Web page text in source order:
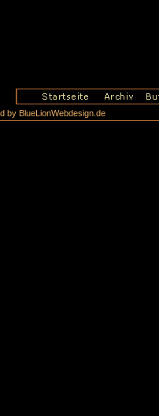
by BlueLionWebdesign.de